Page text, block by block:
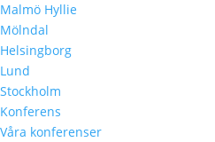
Malmö Hyllie
Mölndal
Helsingborg
Lund
Stockholm
Konferens
Våra konferenser